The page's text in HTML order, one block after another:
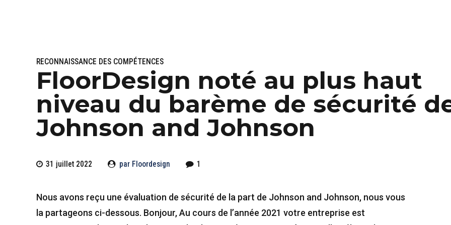
RECONNAISSANCE DES COMPÉTENCES
FloorDesign noté au plus haut
niveau du barème de sécurité
Johnson and Johnson
31 juillet 2022 par Floordesign 1
Nous avons reçu une évaluation de sécurité de la part de Johnson and Johnson, nous vous
la partageons ci-dessous. Bonjour, Au cours de l’année 2021 votre entreprise est